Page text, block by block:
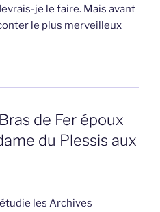
je le faire. Mais avant
le plus merveilleux
de Fer époux
du Plessis aux
les Archives